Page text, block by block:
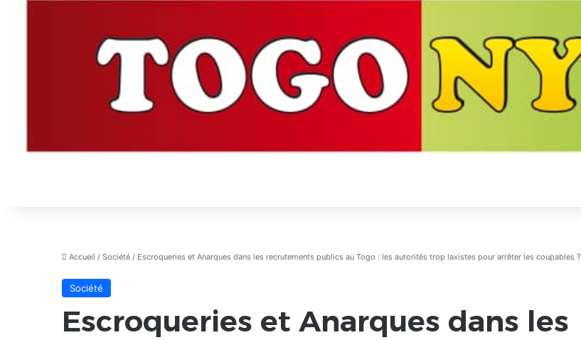
Accueil / Société / Escroqueries et Anarques dans les recrutements publics au Togo : les autorités trop laxistes pour arrêter les coupables ?
Société
Escroqueries et Anarques dans les